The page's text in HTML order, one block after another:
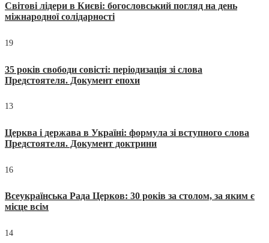
Світові лідери в Києві: богословський погляд на день
міжнародної солідарності
19
35 років свободи совісті: періодизація зі слова
Предстоятеля. Документ епохи
13
Церква і держава в Україні: формула зі вступного слова
Предстоятеля. Документ доктрини
16
Всеукраїнська Рада Церков: 30 років за столом, за яким є
місце всім
14